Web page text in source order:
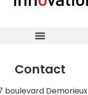
Contact
boulevard Demorieux